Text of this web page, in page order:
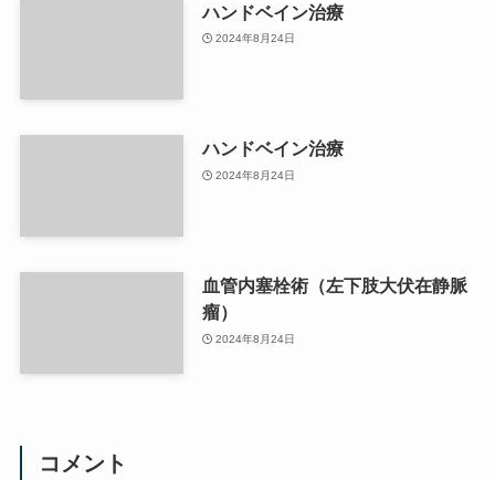
ハンドベイン治療
2024年8月24日
ハンドベイン治療
2024年8月24日
血管内塞栓術（左下肢大伏在静脈
瘤）
2024年8月24日
コメント